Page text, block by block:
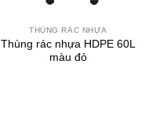
THÙNG RÁC NHỰA
Thùng rác nhựa HDPE 60L
màu đỏ